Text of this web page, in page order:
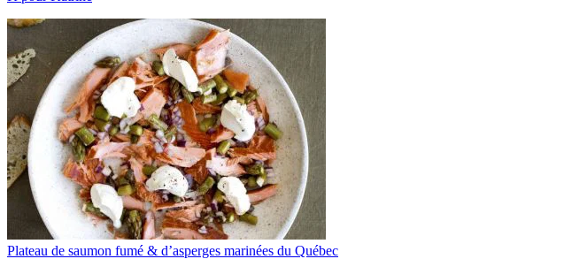
Plateau de saumon fumé & d’asperges marinées du Québec